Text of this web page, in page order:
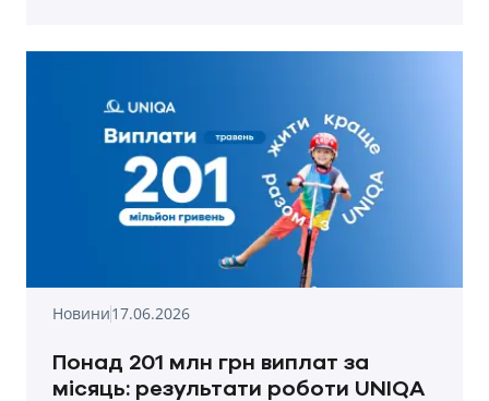
Новини17.06.2026
Понад 201 млн грн виплат за
місяць: результати роботи UNIQA